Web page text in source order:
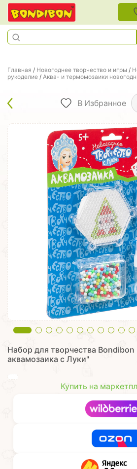
Главная / Новогоднее творчество и игры /
рукоделие / Аква- и термомозаики
В Избранное
Набор для творчества Bondibon
аквамозаика с Луки"
Купить на